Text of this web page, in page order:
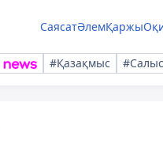
СаясатӘлемҚаржы
#Қазақмыс